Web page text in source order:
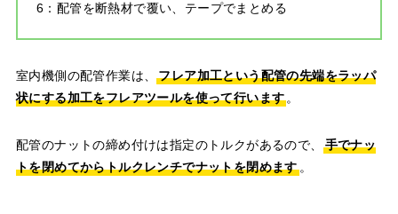
6：配管を断熱材で覆い、テープでまとめる
室内機側の配管作業は、フレア加工という配管の先端をラッパ
状にする加工をフレアツールを使って行います。
配管のナットの締め付けは指定のトルクがあるので、
手でナッ
トを閉めてからトルクレンチでナットを閉めます。